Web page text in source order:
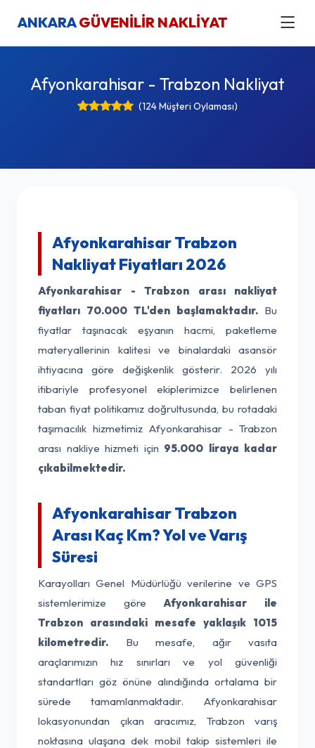
ANKARAGÜVENİLİR NAKLİYAT
Afyonkarahisar - Trabzon Nakliyat
(124 Müşteri Oylaması)
Afyonkarahisar Trabzon
Nakliyat Fiyatları 2026
Afyonkarahisar - Trabzon arası nakliyat
fiyatları 70.000 TL'den başlamaktadır. Bu
fiyatlar taşınacak eşyanın hacmi, paketleme
materyallerinin kalitesi ve binalardaki asansör
ihtiyacına göre değişkenlik gösterir. 2026 yılı
itibariyle profesyonel ekiplerimizce belirlenen
taban fiyat politikamız doğrultusunda, bu rotadaki
taşımacılık hizmetimiz Afyonkarahisar - Trabzon
arası nakliye hizmeti için 95.000 liraya kadar
çıkabilmektedir.
Afyonkarahisar Trabzon
Arası Kaç Km? Yol ve Varış
Süresi
Karayolları Genel Müdürlüğü verilerine ve GPS
sistemlerimize göreAfyonkarahisar ile
Trabzon arasındaki mesafe yaklaşık 1015
kilometredir. Bu mesafe, ağır vasıta
araçlarımızın hız sınırları ve yol güvenliği
standartları göz önüne alındığında ortalama bir
sürede tamamlanmaktadır. Afyonkarahisar
lokasyonundan çıkan aracımız, Trabzon varış
noktasına ulaşana dek mobil takip sistemleri ile